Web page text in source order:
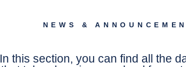
NEWS &
In this section, you can find all the